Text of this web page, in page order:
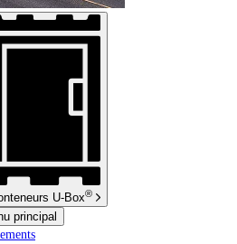
U-Box®
principal